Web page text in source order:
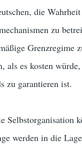
die
zu
Grenzregime
als es kosten
zu garantieren ist.
Selbstorganisation
werden in die